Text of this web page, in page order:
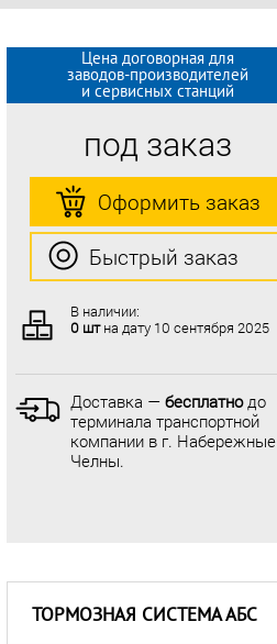
Цена договорная для
заводов-производителей
и сервисных станций
под заказ
Оформить заказ
Быстрый заказ
В наличии:
0 штна дату 10 сентября 2025
Доставка — бесплатнодо
терминала транспортной
компании в г. Набережные
Челны.
ТОРМОЗНАЯ СИСТЕМА АБС